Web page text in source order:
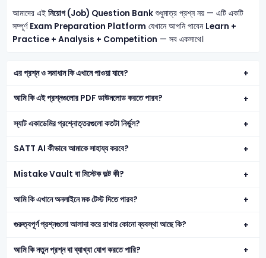
আমাদের এই নিয়োগ (Job) Question Bankশুধুমাত্র প্রশ্ন নয় — এটি একটি
সম্পূর্ণ Exam Preparation Platform যেখানে আপনি পাবেন Learn +
Practice + Analysis + Competition — সব একসাথে।
এর প্রশ্ন ও সমাধান কি এখানে পাওয়া যাবে?
আমি কি এই প্রশ্নগুলোর PDF ডাউনলোড করতে পারব?
স্যাট একাডেমির প্রশ্নোত্তরগুলো কতটা নির্ভুল?
SATT AI কীভাবে আমাকে সাহায্য করবে?
Mistake Vault বা মিস্টেক ভল্ট কী?
আমি কি এখানে অনলাইনে মক টেস্ট দিতে পারব?
গুরুত্বপূর্ণ প্রশ্নগুলো আলাদা করে রাখার কোনো ব্যবস্থা আছে কি?
আমি কি নতুন প্রশ্ন বা ব্যাখ্যা যোগ করতে পারি?